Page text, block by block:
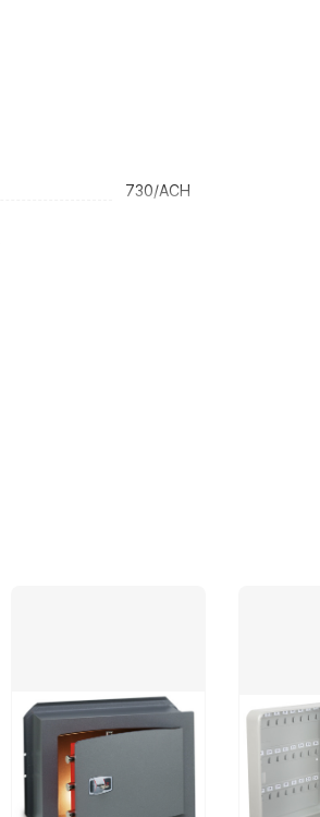
730/ACH